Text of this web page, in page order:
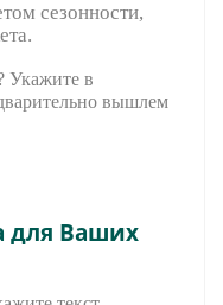
сезонности,
Укажите в
вышлем
для Ваших